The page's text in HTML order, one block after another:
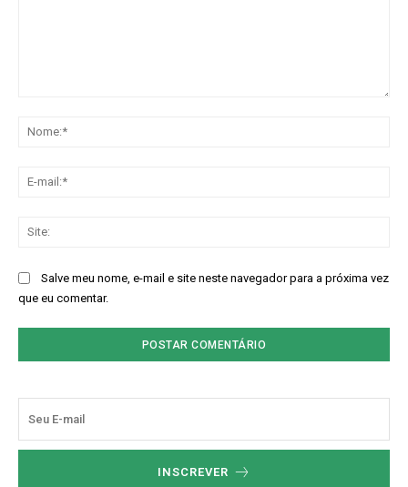
Salve meu nome, e-mail e site neste navegador para a próxima vez
que eu comentar.
INSCREVER